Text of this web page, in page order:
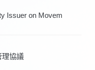
Issuer on Movem
理協議